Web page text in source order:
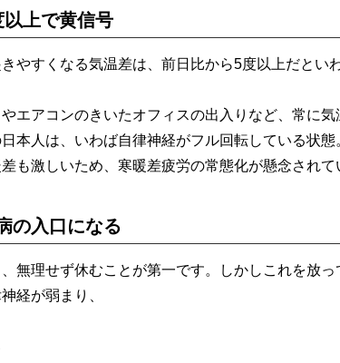
上で黄信号
やすくなる気温差は、前日比から5度以上だとい
エアコンのきいたオフィスの出入りなど、常に気
本人は、いわば自律神経がフル回転している状
も激しいため、寒暖差疲労の常態化が懸念されて
の入口になる
無理せず休むことが第一です。しかしこれを放っ
経が弱まり、